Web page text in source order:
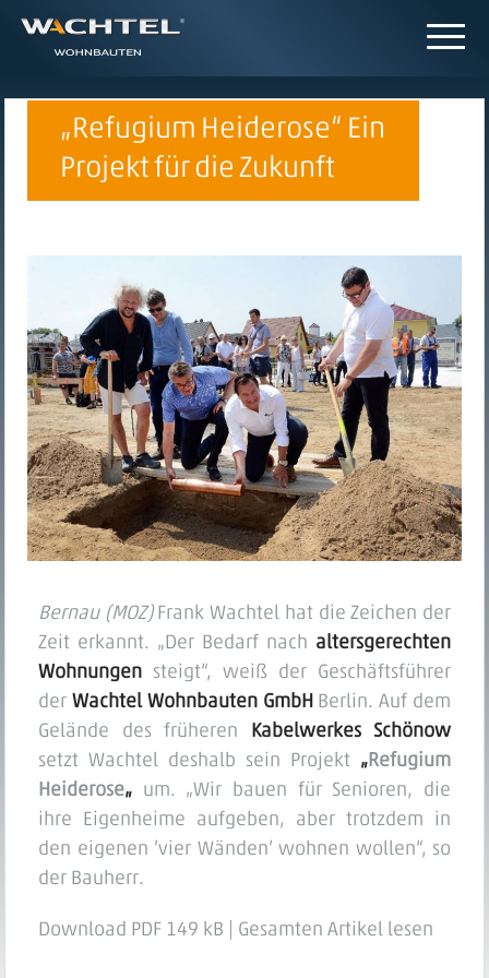
„Refugium Heiderose“ Ein
Projekt für die Zukunft
Bernau (MOZ)Frank Wachtel hat die Zeichen der
Zeit erkannt. „Der Bedarf nach altersgerechten
Wohnungen steigt“, weiß der Geschäftsführer
der Wachtel Wohnbauten GmbHBerlin. Auf dem
Gelände des früheren Kabelwerkes Schönow
setzt Wachtel deshalb sein Projekt „Refugium
Heiderose„ um. „Wir bauen für Senioren, die
ihre Eigenheime aufgeben, aber trotzdem in
den eigenen ’vier Wänden’ wohnen wollen“, so
der Bauherr.
Download PDF 149 kB Gesamten Artikel lesen